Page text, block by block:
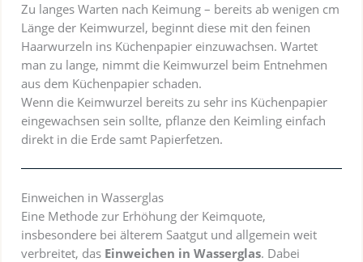
Zu langes Warten nach Keimung – bereits ab wenigen cm
Länge der Keimwurzel, beginnt diese mit den feinen
Haarwurzeln ins Küchenpapier einzuwachsen. Wartet
man zu lange, nimmt die Keimwurzel beim Entnehmen
aus dem Küchenpapier schaden.
Wenn die Keimwurzel bereits zu sehr ins Küchenpapier
eingewachsen sein sollte, pflanze den Keimling einfach
direkt in die Erde samt Papierfetzen.
Einweichen in Wasserglas
Eine Methode zur Erhöhung der Keimquote,
insbesondere bei älterem Saatgut und allgemein weit
verbreitet, das Einweichen in Wasserglas. Dabei